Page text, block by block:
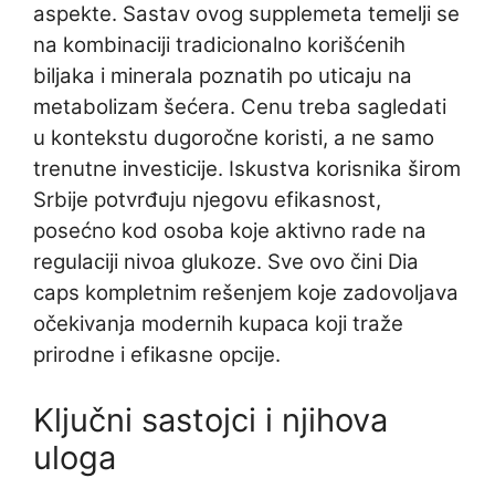
aspekte. Sastav ovog supplemeta temelji se
na kombinaciji tradicionalno korišćenih
biljaka i minerala poznatih po uticaju na
metabolizam šećera. Cenu treba sagledati
u kontekstu dugoročne koristi, a ne samo
trenutne investicije. Iskustva korisnika širom
Srbije potvrđuju njegovu efikasnost,
posećno kod osoba koje aktivno rade na
regulaciji nivoa glukoze. Sve ovo čini Dia
caps kompletnim rešenjem koje zadovoljava
očekivanja modernih kupaca koji traže
prirodne i efikasne opcije.
Ključni sastojci i njihova
uloga